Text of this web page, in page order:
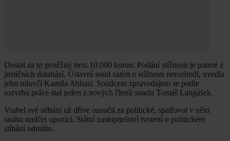
Dostal za to peněžitý trest 10.000 korun. Podání stížnosti je patrné z
justičních databází. Ústavní soud zatím o stížnosti nerozhodl, uvedla
jeho mluvčí Kamila Abbasi. Soudcem zpravodajem se podle
rozvrhu práce stal jeden z nových členů soudu Tomáš Langášek.
Vrabel své stíhání už dříve označil za politické, spatřoval v něm
snahu umlčet opozici. Státní zastupitelství tvrzení o politickém
stíhání odmítlo.